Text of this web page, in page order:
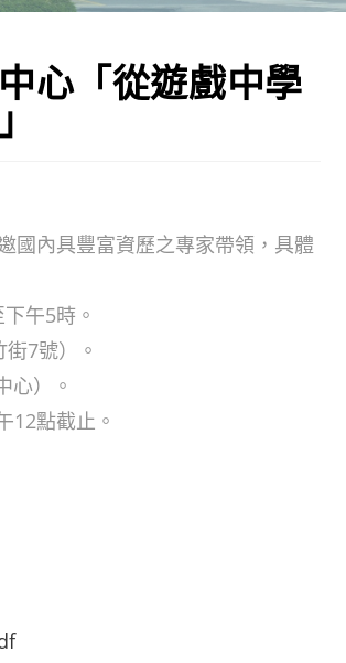
心「從遊戲中學
國內具豐富資歷之專家帶領，具體
午5時。
7號）。
心）。
12點截止。